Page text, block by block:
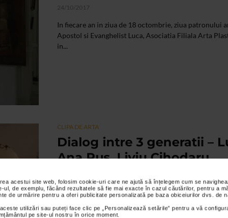
acestui site web, folosim cookie-uri care ne ajută să înțelegem cum se
de exemplu, făcând rezultatele să fie mai exacte în cazul căutărilor, pentru a
de urmărire pentru a oferi publicitate personalizată pe baza obiceiurilor dvs. de
utilizări sau puteți face clic pe „Personalizează setările” pentru a vă
pe site-ul nostru în orice moment.
24/10/2017
In fiecare an in ziua de 18 octombrie, ziua patronului
Apostol si Evanghelist Luca, Asociatia Filiala Arta
in...
CLIPA DE ARTA
Dialog intre 3 generatii –
Ana Rus, Liviu Cihodaru
Operele artistilor Luminita Gliga, Ana Rus si Liviu
in expozitia intitulata Dialog intre 3 generatii.